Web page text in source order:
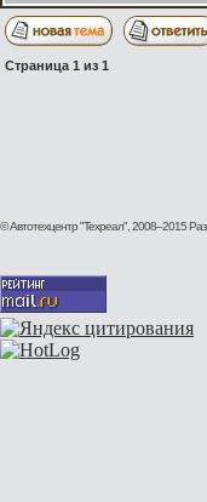
Страница 1 из 1
© Автотехцентр "Техреал", 2008–2015